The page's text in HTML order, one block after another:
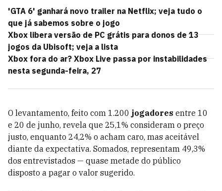
'GTA 6' ganhará novo trailer na Netflix; veja tudo o
que já sabemos sobre o jogo
Xbox libera versão de PC grátis para donos de 13
jogos da Ubisoft; veja a lista
Xbox fora do ar? Xbox Live passa por instabilidades
nesta segunda-feira, 27
O levantamento, feito com 1.200 jogadores entre 10
e 20 de junho, revela que 25,1% consideram o preço
justo, enquanto 24,2% o acham caro, mas aceitável
diante da expectativa. Somados, representam 49,3%
dos entrevistados — quase metade do público
disposto a pagar o valor sugerido.